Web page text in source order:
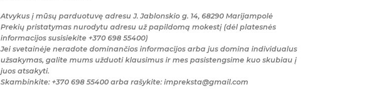
Atvykus į mūsų parduotuvę adresu J. Jablonskio g. 14, 68290 Marijampolė
Prekių pristatymas nurodytu adresu už papildomą mokestį (dėl platesnės
informacijos susisiekite +370 698 55400)
Jei svetainėje neradote dominančios informacijos arba jus domina individualus
užsakymas, galite mums užduoti klausimus ir mes pasistengsime kuo skubiau į
juos atsakyti.
Skambinkite: +370 698 55400 arba rašykite: impreksta@gmail.com